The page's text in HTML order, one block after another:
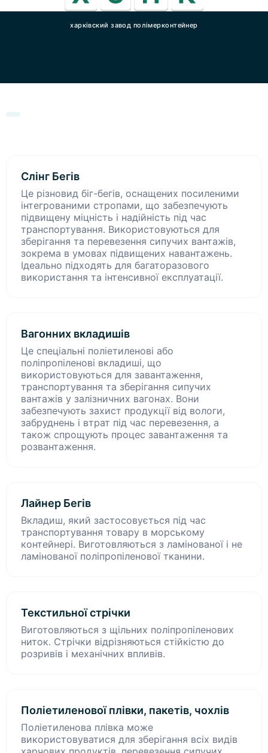
харківский завод полімерконтейнер
Слінг Бегів
Це різновид біг-бегів, оснащених посиленими
інтегрованими стропами, що забезпечують
підвищену міцність і надійність під час
транспортування. Використовуються для
зберігання та перевезення сипучих вантажів,
зокрема в умовах підвищених навантажень.
Ідеально підходять для багаторазового
використання та інтенсивної експлуатації.
Вагонних вкладишів
Це спеціальні поліетиленові або
поліпропіленові вкладиші, що
використовуються для завантаження,
транспортування та зберігання сипучих
вантажів у залізничних вагонах. Вони
забезпечують захист продукції від вологи,
забруднень і втрат під час перевезення, а
також спрощують процес завантаження та
розвантаження.
Лайнер Бегів
Вкладиш, який застосовується під час
транспортування товару в морському
контейнері. Виготовляються з ламінованої і не
ламінованої поліпропіленової тканини.
Текстильної стрічки
Виготовляються з щільних поліпропіленових
ниток. Стрічки відрізняються стійкістю до
розривів і механічних впливів.
Поліетиленової плівки, пакетів, чохлів
Поліетиленова плівка може
використовуватися для зберігання всіх видів